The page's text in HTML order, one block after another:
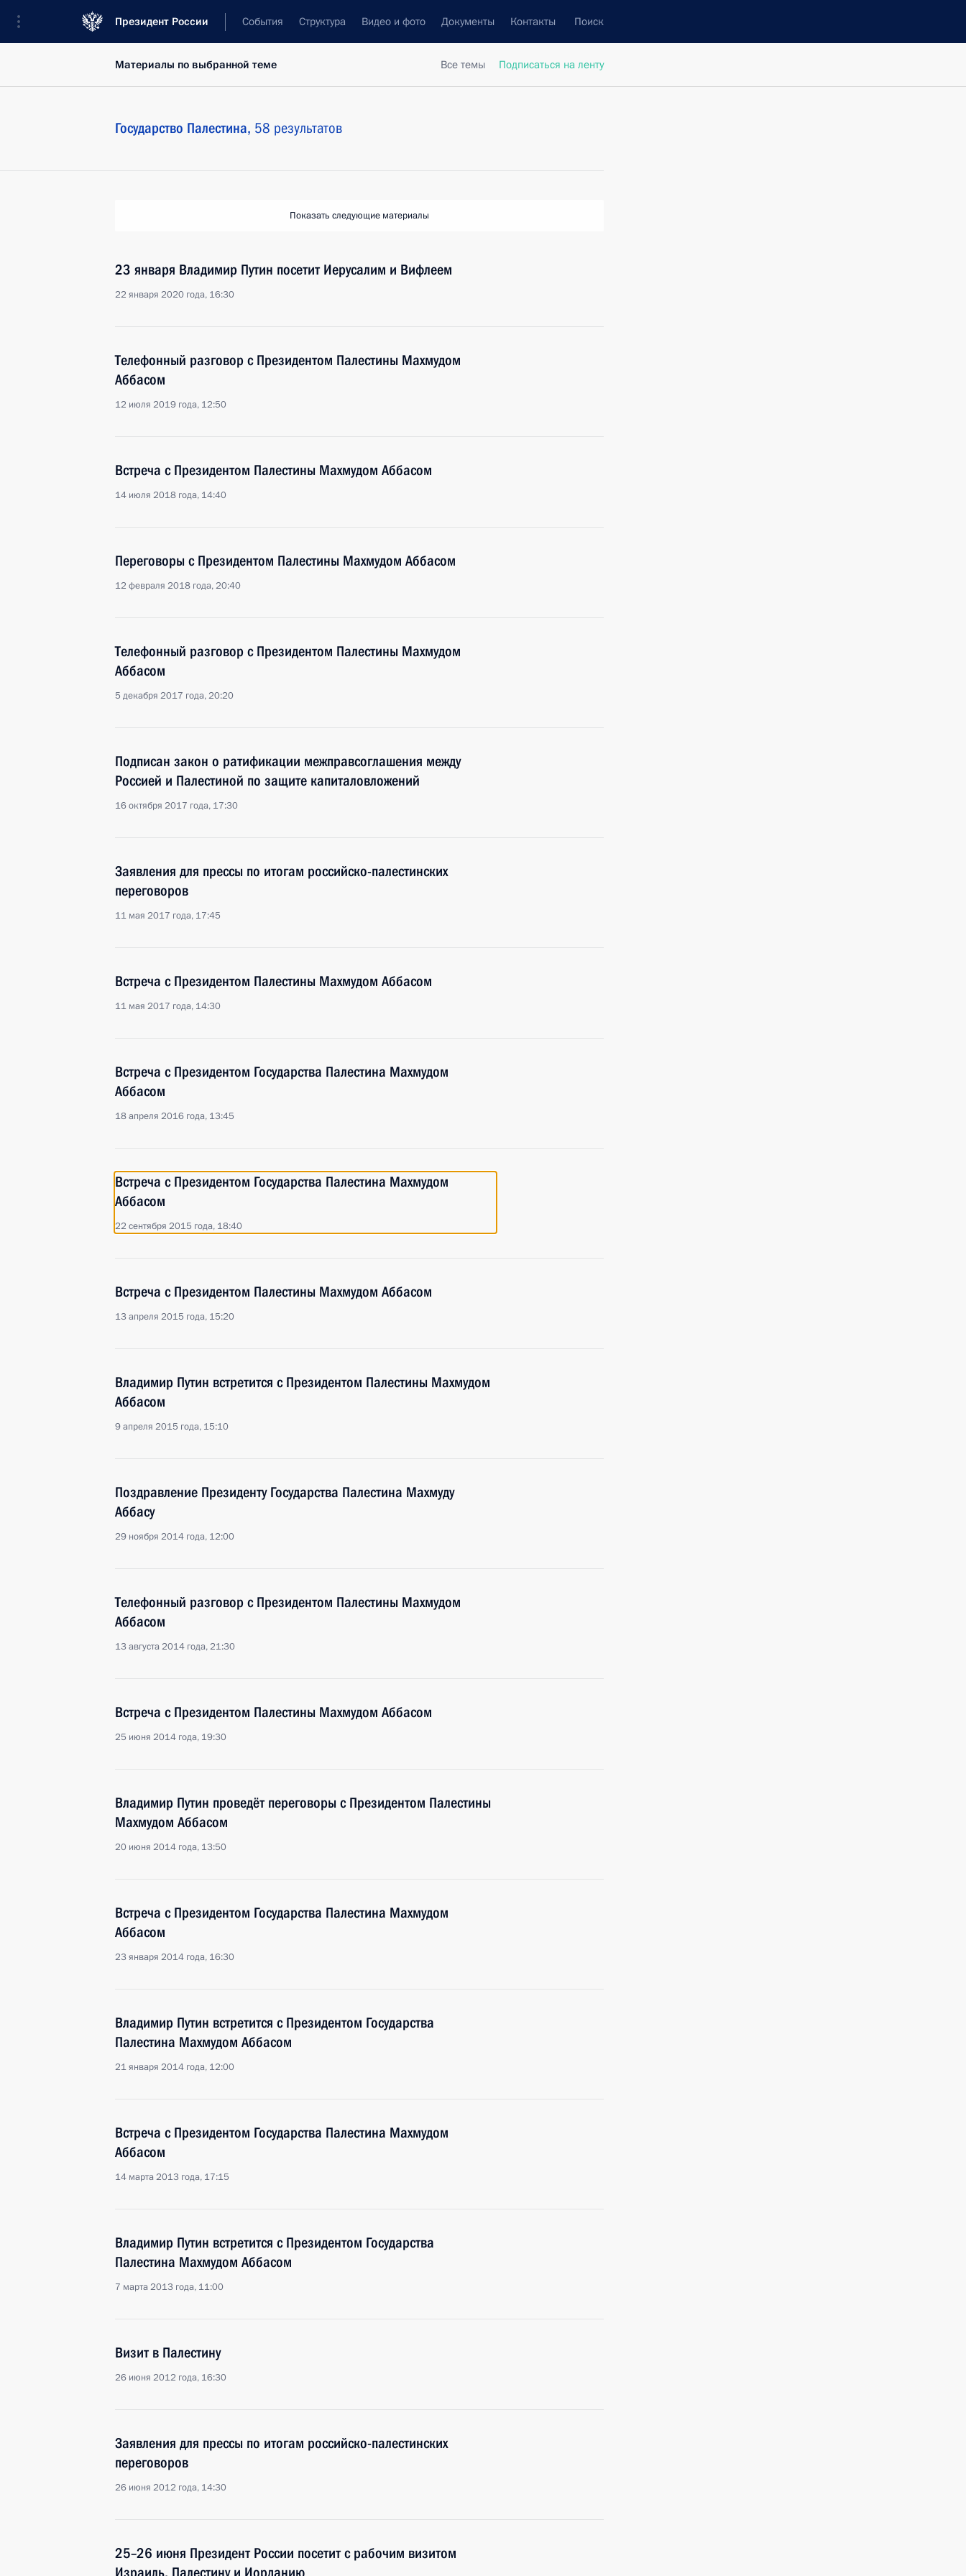
Президент России События Структура Видео и фото Документы Контакты Поиск
Все темы Подписаться на ленту
Материалы по выбранной теме
Государство Палестина, 58 результатов
Показать следующие материалы
23 января Владимир Путин посетит Иерусалим и Вифлеем
22 января 2020 года, 16:30
Телефонный разговор с Президентом Палестины Махмудом
Аббасом
12 июля 2019 года, 12:50
Встреча с Президентом Палестины Махмудом Аббасом
14 июля 2018 года, 14:40
Переговоры с Президентом Палестины Махмудом Аббасом
12 февраля 2018 года, 20:40
Телефонный разговор с Президентом Палестины Махмудом
Аббасом
5 декабря 2017 года, 20:20
Подписан закон о ратификации межправсоглашения между
Россией и Палестиной по защите капиталовложений
16 октября 2017 года, 17:30
Заявления для прессы по итогам российско-палестинских
переговоров
11 мая 2017 года, 17:45
Встреча с Президентом Палестины Махмудом Аббасом
11 мая 2017 года, 14:30
Встреча с Президентом Государства Палестина Махмудом
Аббасом
18 апреля 2016 года, 13:45
Встреча с Президентом Государства Палестина Махмудом
Аббасом
22 сентября 2015 года, 18:40
Встреча с Президентом Палестины Махмудом Аббасом
13 апреля 2015 года, 15:20
Владимир Путин встретится с Президентом Палестины Махмудом
Аббасом
9 апреля 2015 года, 15:10
Поздравление Президенту Государства Палестина Махмуду
Аббасу
29 ноября 2014 года, 12:00
Телефонный разговор с Президентом Палестины Махмудом
Аббасом
13 августа 2014 года, 21:30
Встреча с Президентом Палестины Махмудом Аббасом
25 июня 2014 года, 19:30
Владимир Путин проведёт переговоры с Президентом Палестины
Махмудом Аббасом
20 июня 2014 года, 13:50
Встреча с Президентом Государства Палестина Махмудом
Аббасом
23 января 2014 года, 16:30
Владимир Путин встретится с Президентом Государства
Палестина Махмудом Аббасом
21 января 2014 года, 12:00
Встреча с Президентом Государства Палестина Махмудом
Аббасом
14 марта 2013 года, 17:15
Владимир Путин встретится с Президентом Государства
Палестина Махмудом Аббасом
7 марта 2013 года, 11:00
Визит в Палестину
26 июня 2012 года, 16:30
Заявления для прессы по итогам российско-палестинских
переговоров
26 июня 2012 года, 14:30
25–26 июня Президент России посетит с рабочим визитом
Израиль, Палестину и Иорданию